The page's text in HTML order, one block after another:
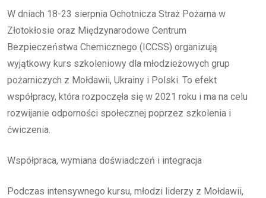
W dniach 18-23 sierpnia Ochotnicza Straż Pożarna w
Złotokłosie oraz Międzynarodowe Centrum
Bezpieczeństwa Chemicznego (ICCSS) organizują
wyjątkowy kurs szkoleniowy dla młodzieżowych grup
pożarniczych z Mołdawii, Ukrainy i Polski. To efekt
współpracy, która rozpoczęła się w 2021 roku i ma na celu
rozwijanie odporności społecznej poprzez szkolenia i
ćwiczenia.
Współpraca, wymiana doświadczeń i integracja
Podczas intensywnego kursu, młodzi liderzy z Mołdawii,